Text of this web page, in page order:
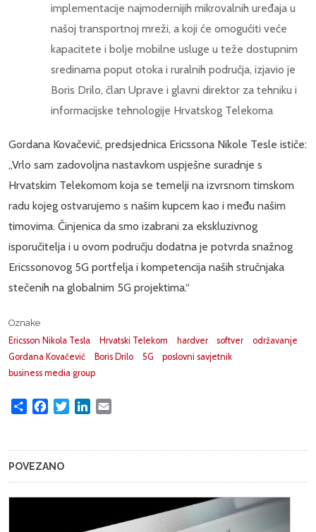
implementacije najmodernijih mikrovalnih uređaja u
našoj transportnoj mreži, a koji će omogućiti veće
kapacitete i bolje mobilne usluge u teže dostupnim
sredinama poput otoka i ruralnih područja, izjavio je
Boris Drilo, član Uprave i glavni direktor za tehniku i
informacijske tehnologije Hrvatskog Telekoma
Gordana Kovačević, predsjednica Ericssona Nikole Tesle ističe:
„Vrlo sam zadovoljna nastavkom uspješne suradnje s
Hrvatskim Telekomom koja se temelji na izvrsnom timskom
radu kojeg ostvarujemo s našim kupcem kao i među našim
timovima. Činjenica da smo izabrani za ekskluzivnog
isporučitelja i u ovom području dodatna je potvrda snažnog
Ericssonovog 5G portfelja i kompetencija naših stručnjaka
stečenih na globalnim 5G projektima.“
Oznake
Ericsson Nikola Tesla
Hrvatski Telekom hardver softver
održavanje
Gordana Kovačević
Boris Drilo 5G
poslovni savjetnik
business media group
Share FacebookTwitterLinkedIn
POVEZANO